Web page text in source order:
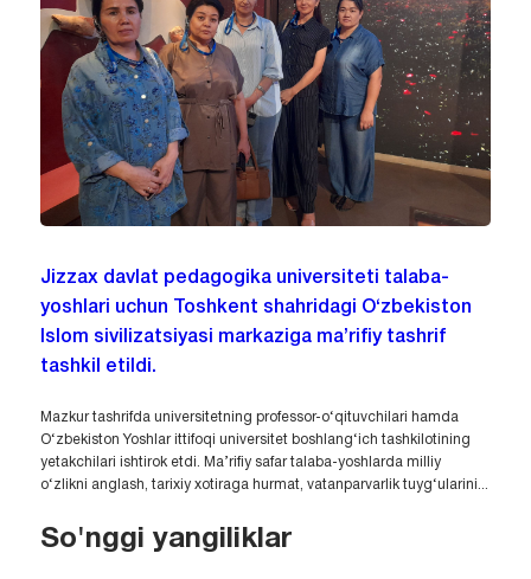
Jizzax davlat pedagogika universiteti talaba-
yoshlari uchun Toshkent shahridagi O‘zbekiston
Islom sivilizatsiyasi markaziga ma’rifiy tashrif
tashkil etildi.
Mazkur tashrifda universitetning professor-o‘qituvchilari hamda
O‘zbekiston Yoshlar ittifoqi universitet boshlang‘ich tashkilotining
yetakchilari ishtirok etdi. Ma’rifiy safar talaba-yoshlarda milliy
o‘zlikni anglash, tarixiy xotiraga hurmat, vatanparvarlik tuyg‘ularini...
So'nggi yangiliklar